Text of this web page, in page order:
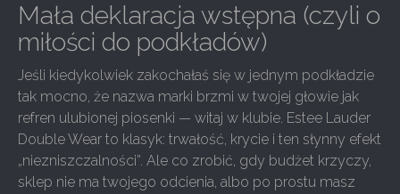
Mała deklaracja wstępna (czyli o
miłości do podkładów)
Jeśli kiedykolwiek zakochałaś się w jednym podkładzie
tak mocno, że nazwa marki brzmi w twojej głowie jak
refren ulubionej piosenki — witaj w klubie. Estee Lauder
Double Wear to klasyk: trwałość, krycie i ten słynny efekt
„niezniszczalności”. Ale co zrobić, gdy budżet krzyczy,
sklep nie ma twojego odcienia, albo po prostu masz